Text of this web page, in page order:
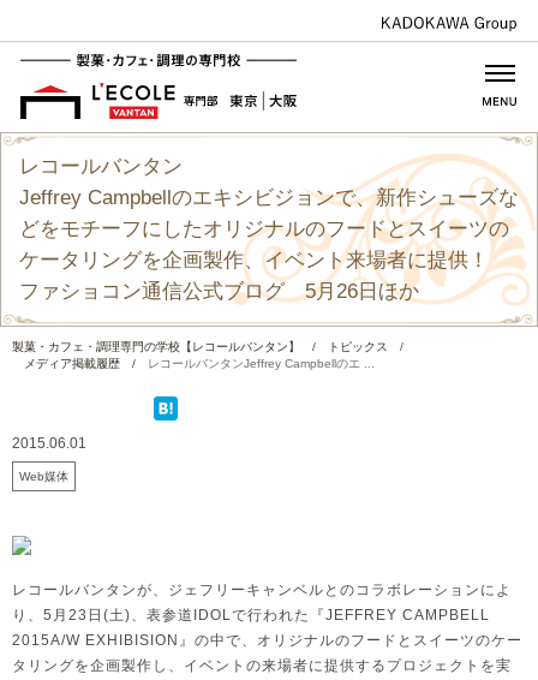
レコールバンタン
Jeffrey Campbellのエキシビジョンで、新作シューズな
どをモチーフにしたオリジナルのフードとスイーツの
ケータリングを企画製作、イベント来場者に提供！
ファショコン通信公式ブログ 5月26日ほか
製菓・カフェ・調理専門の学校【レコールバンタン】 / トピックス
/
メディア掲載履歴
/ レコールバンタンJeffrey Campbellのエ ...
2015.06.01
Web媒体
レコールバンタンが、ジェフリーキャンベルとのコラボレーションによ
り、5月23日(土)、表参道IDOLで行われた『JEFFREY CAMPBELL
2015A/W EXHIBISION』の中で、オリジナルのフードとスイーツのケー
タリングを企画製作し、イベントの来場者に提供するプロジェクトを実